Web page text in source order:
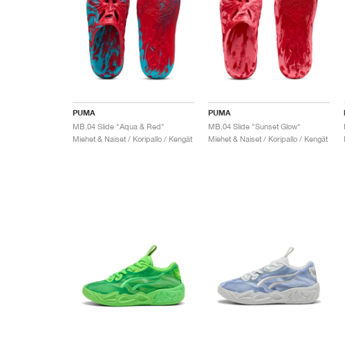
PUMA
MB.04 Slide "Aqua & Red"
Miehet & Naiset / Koripallo / Kengät
PUMA
MB.04 Slide "Sunset Glow"
Miehet & Naiset / Koripallo / Kengät